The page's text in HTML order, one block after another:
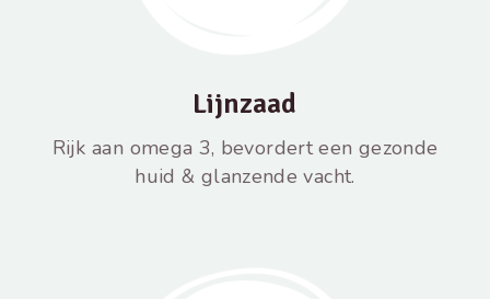
Lijnzaad
Rijk aan omega 3, bevordert een gezonde
huid & glanzende vacht.